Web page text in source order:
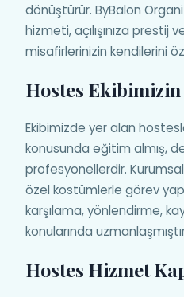
dönüştürür. ByBalon
hizmeti, açılışınıza prestij
misafirlerinizin kendilerini
Hostes
Ekibimizde yer alan
konusunda eğitim almış,
profesyonellerdir.
özel kostümlerle görev
karşılama, yönlendirme,
konularında
Hostes Hizmet